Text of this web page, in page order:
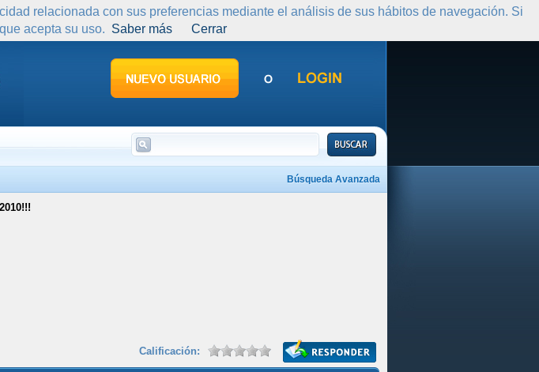
Búsqueda Avanzada
Calificación:
relacionada con sus preferencias mediante el análisis de sus hábitos de navegación. Si
acepta su uso. Saber más Cerrar